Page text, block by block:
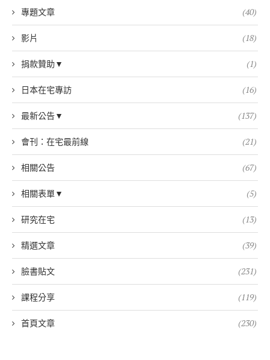
專題文章 (40)
影片 (18)
捐款贊助▼ (1)
日本在宅專訪 (16)
最新公告▼ (137)
會刊：在宅最前線 (21)
相關公告 (67)
相關表單▼ (5)
研究在宅 (13)
精選文章 (39)
臉書貼文 (231)
課程分享 (119)
首頁文章 (230)